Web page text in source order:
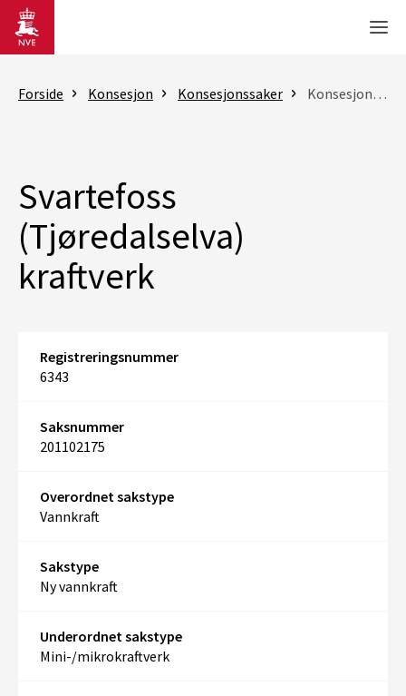
Gå til hovedinnhold
Forside Konsesjon Konsesjonssaker Konsesjonssak
Svartefoss
(Tjøredalselva)
kraftverk
Registreringsnummer
6343
Saksnummer
201102175
Overordnet sakstype
Vannkraft
Sakstype
Ny vannkraft
Underordnet sakstype
Mini-/mikrokraftverk